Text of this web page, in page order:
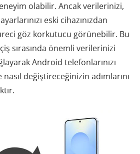
olabilir. Ancak verilerinizi,
eski cihazınızdan
göz korkutucu görünebilir. Bu
sırasında önemli verilerinizi
Android telefonlarınızı
değiştireceğinizin adımlarını